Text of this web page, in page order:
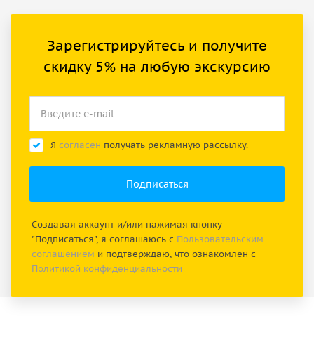
Зарегистрируйтесь и получите
скидку 5% на любую экскурсию
Я согласен получать рекламную рассылку.
Создавая аккаунт и/или нажимая кнопку
"Подписаться", я соглашаюсь с Пользовательским
соглашением и подтверждаю, что ознакомлен с
Политикой конфиденциальности